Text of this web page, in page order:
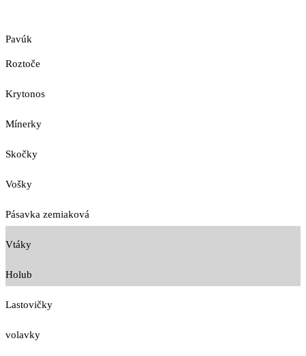
Pavúk
Roztoče
Krytonos
Mínerky
Skočky
Vošky
Pásavka zemiaková
Vtáky
Holub
Lastovičky
volavky